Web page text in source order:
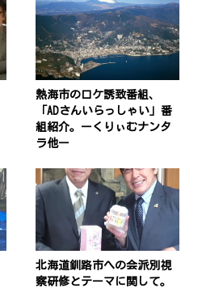
熱海市のロケ誘致番組、
「ADさんいらっしゃい」番
組紹介。ーくりぃむナンタ
ラ他ー
北海道釧路市への会派別視
察研修とテーマに関して。